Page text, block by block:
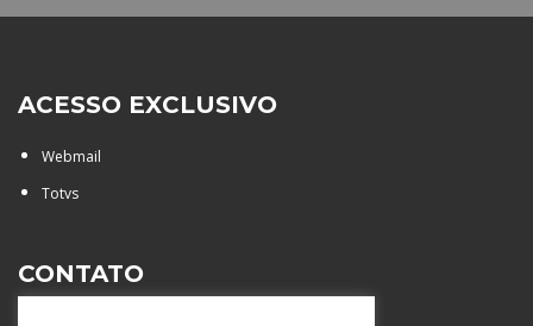
ACESSO EXCLUSIVO
Webmail
Totvs
CONTATO